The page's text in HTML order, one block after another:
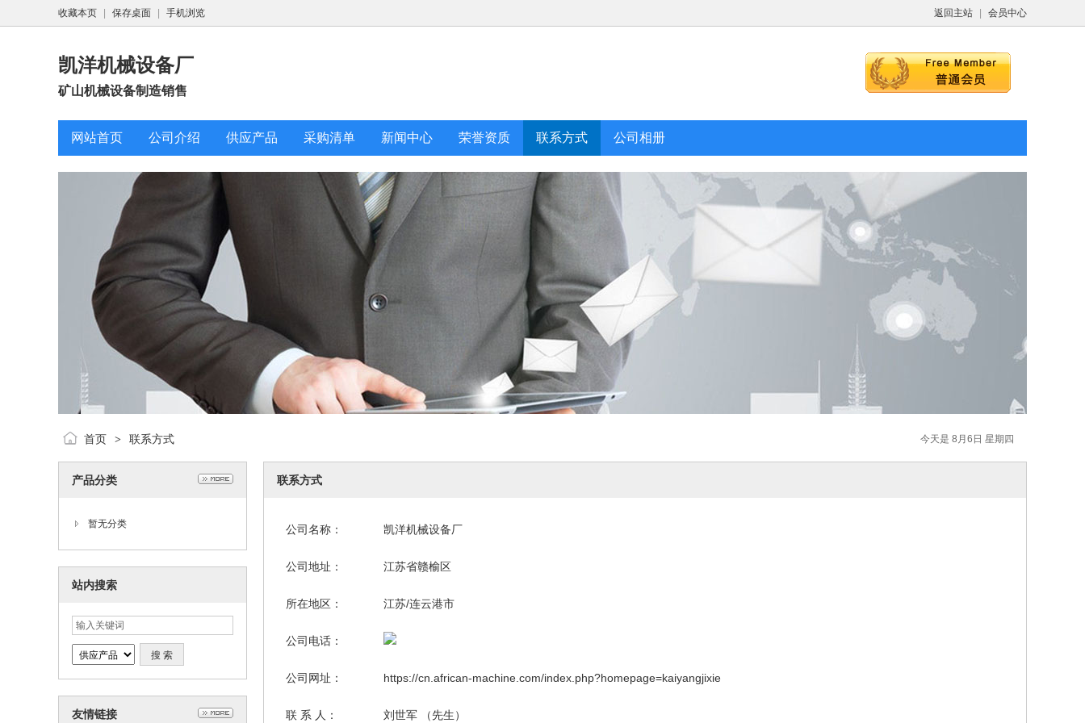
返回主站 会员中心
收藏本页 保存桌面 手机浏览
凯洋机械设备厂
矿山机械设备制造销售
网站首页 公司介绍 供应产品 采购清单 新闻中心 荣誉资质 联系方式 公司相册
今天是 8月6日 星期四
首页 > 联系方式
产品分类
暂无分类
站内搜索
友情链接
联系方式
公司名称： 凯洋机械设备厂
公司地址： 江苏省赣榆区
所在地区： 江苏/连云港市
公司电话：
公司网址： https://cn.african-machine.com/index.php?homepage=kaiyangjixie
联 系 人： 刘世军 （先生）